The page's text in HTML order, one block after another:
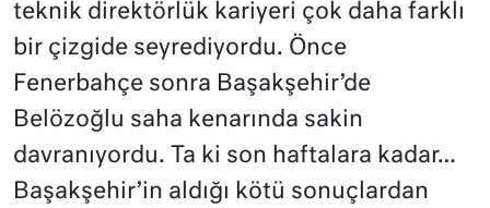
teknik direktörlük kariyeri çok daha farklı
bir çizgide seyrediyordu. Önce
Fenerbahçe sonra Başakşehir’de
Belözoğlu saha kenarında sakin
davranıyordu. Ta ki son haftalara kadar…
Başakşehir’in aldığı kötü sonuçlardan